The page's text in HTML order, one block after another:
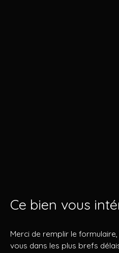
Ce bien vous
Merci de remplir le
vous dans les plus brefs